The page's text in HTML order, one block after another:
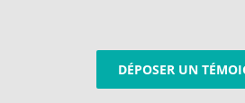
DÉPOSER UN